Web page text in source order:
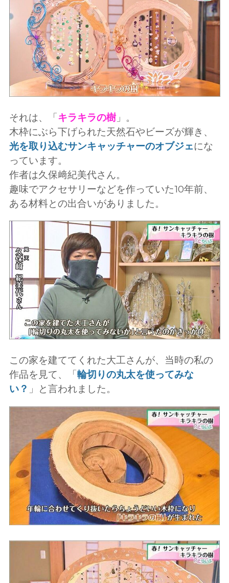
それは、「キラキラの樹」。
木枠にぶら下げられた天然石やビーズが輝き、
光を取り込むサンキャッチャーのオブジェにな
っています。
作者は久保﨑紀美代さん。
趣味でアクセサリーなどを作っていた10年前、
ある材料との出合いがありました。
この家を建ててくれた大工さんが、当時の私の
作品を見て、「輪切りの丸太を使ってみな
い？ 」と言われました。